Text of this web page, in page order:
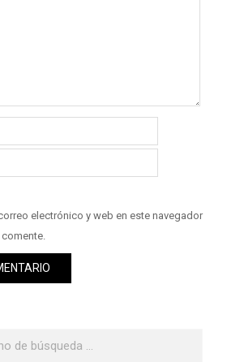
electrónico y web en este navegador